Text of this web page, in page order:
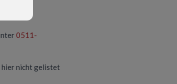
0511-
hier nicht gelistet